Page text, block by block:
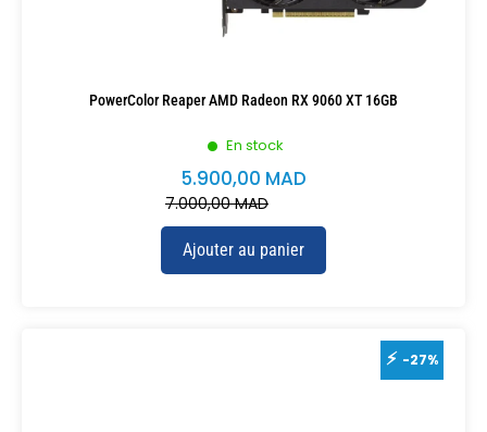
En stock
PowerColor Reaper AMD Radeon RX 9060 XT 16GB
7.000,00MAD
5.900,00 MAD
Ajouter au panier
-27%